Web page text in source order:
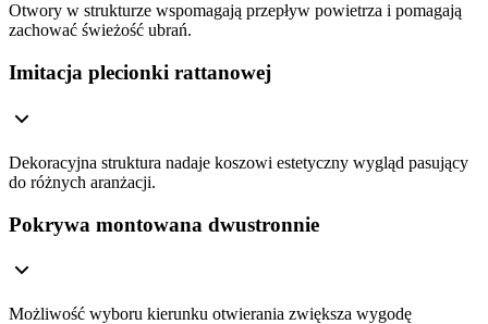
Otwory w strukturze wspomagają przepływ powietrza i pomagają
zachować świeżość ubrań.
Imitacja plecionki rattanowej
Dekoracyjna struktura nadaje koszowi estetyczny wygląd pasujący
do różnych aranżacji.
Pokrywa montowana dwustronnie
Możliwość wyboru kierunku otwierania zwiększa wygodę